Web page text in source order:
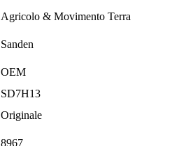
Agricolo & Movimento Terra
Sanden
OEM
SD7H13
Originale
8967